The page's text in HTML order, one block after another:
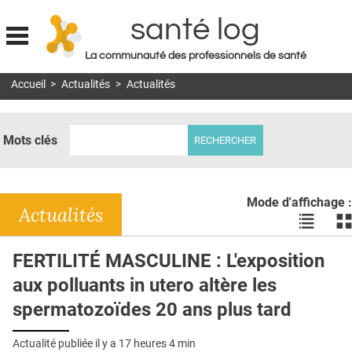
Jump to navigation
santé log
La communauté des professionnels de santé
MON COMPTE
DOSSIERS
RÉSEAUX
E-REVUE SAD
L'APP
Accueil > Actualités > Actualités
Mots clés
Mode d'affichage :
Voir
les
en
les
Actualités
FERTILITÉ MASCULINE : L'exposition
aux polluants in utero altère les
spermatozoïdes 20 ans plus tard
Actualité publiée il y a 17 heures 4 min